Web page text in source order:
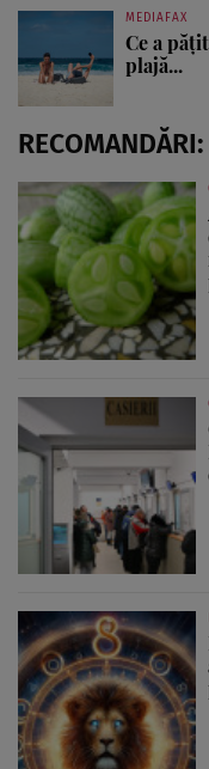
MEDIAFAX
Ce a
plajă...
RECOMANDĂRI: